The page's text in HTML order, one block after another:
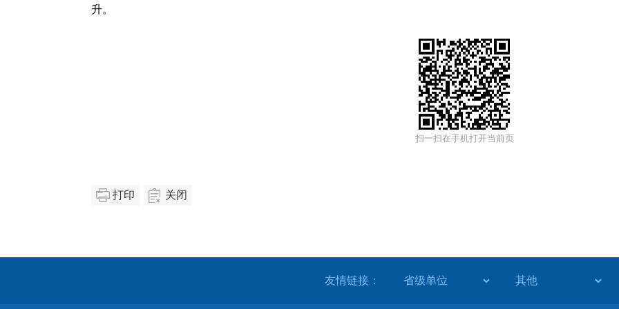
升。
扫一扫在手机打开当前页
打印 关闭
友情链接：